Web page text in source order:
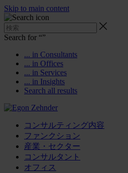
Skip to main content
Search for “”
... in Consultants
... in Offices
... in Services
... in Insights
Search all results
コンサルティング内容
ファンクション
産業・セクター
コンサルタント
オフィス